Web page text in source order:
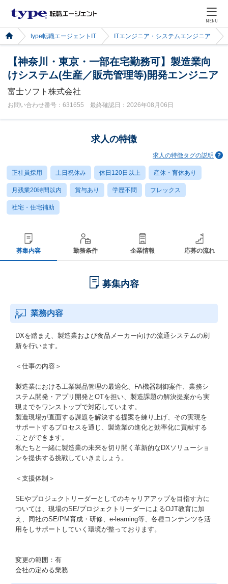
MENU
type転職エージェントIT ITエンジニア・システムエンジニア
【神奈川・東京・一部在宅勤務可】製造業向
けシステム(生産／販売管理等)開発エンジニア
富士ソフト株式会社
お問い合わせ番号：631655 最終確認日：2026年08月06日
求人の特徴
求人の特徴タグの説明
正社員採用 土日祝休み 休日120日以上 産休・育休あり
月残業20時間以内 賞与あり 学歴不問 フレックス
社宅・住宅補助
募集内容 勤務条件 企業情報 応募の流れ
募集内容
業務内容
DXを踏まえ、製造業および食品メーカー向けの流通システムの刷
新を行います。
＜仕事の内容＞
製造業における工業製品管理の最適化、FA機器制御案件、業務シ
ステム開発・アプリ開発とOTを担い、製造課題の解決提案から実
現までをワンストップで対応しています。
製造現場が直面する課題を解決する提案を練り上げ、その実現を
サポートするプロセスを通じ、製造業の進化と効率化に貢献する
ことができます。
私たちと一緒に製造業の未来を切り開く革新的なDXソリューショ
ンを提供する挑戦していきましょう。
＜支援体制＞
SEやプロジェクトリーダーとしてのキャリアアップを目指す方に
ついては、現場のSE/プロジェクトリーダーによるOJT教育に加
え、同社のSE/PM育成・研修、e-learning等、各種コンテンツを活
用をしサポートしていく環境が整っております。
変更の範囲：有
会社の定める業務